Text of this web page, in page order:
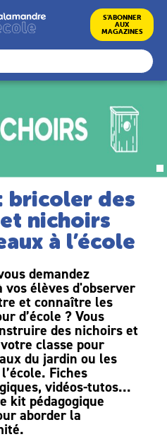
S’ABONNER
AUX
MAGAZINES
bricoler des
nichoirs
à l’école
demandez
élèves d'observer
et connaître les
d’école ? Vous
des nichoirs et
classe pour
du jardin ou les
Fiches
vidéos-tutos...
kit pédagogique
aborder la